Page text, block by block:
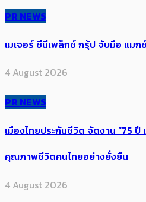
PR NEWS
เมเจอร์ ซีนีเพล็กซ์ กรุ้ป จับมือ แม
4 August 2026
PR NEWS
เมืองไทยประกันชีวิต จัดงาน “75
คุณภาพชีวิตคนไทยอย่างยั่งยืน
4 August 2026